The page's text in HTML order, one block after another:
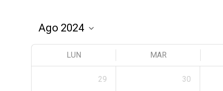
LUN MAR
29 30